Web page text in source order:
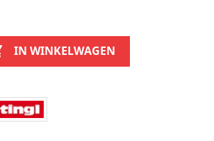
IN WINKELWAGEN